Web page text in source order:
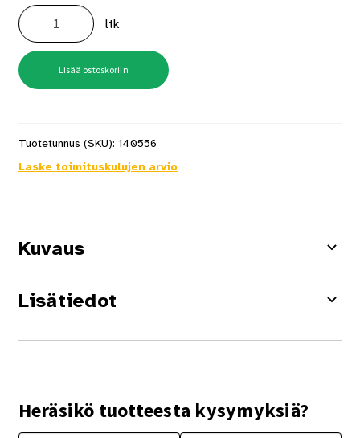
Ruuvi
Rst
4,8X75
A2
250
kpl/ltk
määrä
ltk
Lisää ostoskoriin
Tuotetunnus (SKU): 140556
Laske toimituskulujen arvio
Kuvaus
Lisätiedot
Heräsikö tuotteesta kysymyksiä?